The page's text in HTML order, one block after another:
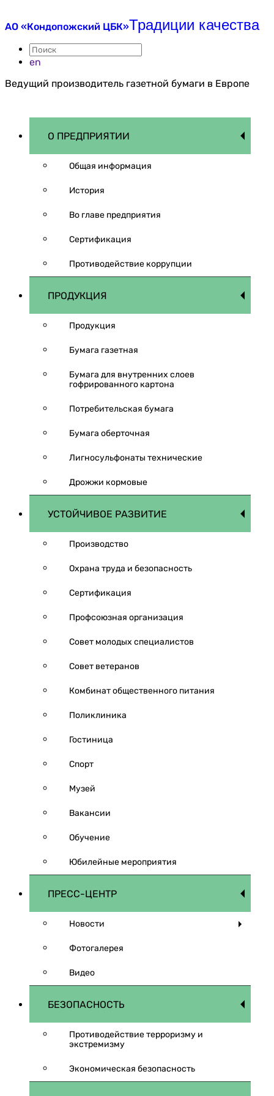
АО «Кондопожский ЦБК»Традиции качества
en
Ведущий производитель газетной бумаги в Европе
О ПРЕДПРИЯТИИ
Общая информация
История
Во главе предприятия
Сертификация
Противодействие коррупции
ПРОДУКЦИЯ
Продукция
Бумага газетная
Бумага для внутренних слоев
гофрированного картона
Потребительская бумага
Бумага оберточная
Лигносульфонаты технические
Дрожжи кормовые
УСТОЙЧИВОЕ РАЗВИТИЕ
Производство
Охрана труда и безопасность
Сертификация
Профсоюзная организация
Совет молодых специалистов
Совет ветеранов
Комбинат общественного питания
Поликлиника
Гостиница
Спорт
Музей
Вакансии
Обучение
Юбилейные мероприятия
ПРЕСС-ЦЕНТР
Новости
Фотогалерея
Видео
БЕЗОПАСНОСТЬ
Противодействие терроризму и
экстремизму
Экономическая безопасность